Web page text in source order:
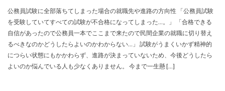
公務員試験に全部落ちてしまった場合の就職先や進路の方向性 「公務員試験
を受験していてすべての試験が不合格になってしまった…。」 「合格できる
自信があったので公務員一本でここまで来たので民間企業の就職に切り替え
るべきなのかどうしたらよいのかわからない…」 試験がうまくいかず精神的
につらい状態にもかかわらず、進路が決まっていないため、今後どうしたら
よいのか悩んでいる人も少なくありません。 今まで一生懸 […]
内定出るのが早い
倍率が低い
信頼できる
何個
何がしたいかわからない
体験談
体育会系
内定をもらいやすい
内定欲しい